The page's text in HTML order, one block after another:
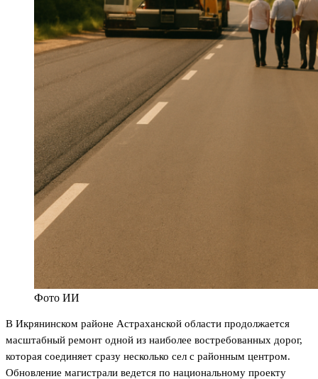
Фото ИИ
В Икрянинском районе Астраханской области продолжается
масштабный ремонт одной из наиболее востребованных дорог,
которая соединяет сразу несколько сел с районным центром.
Обновление магистрали ведется по национальному проекту